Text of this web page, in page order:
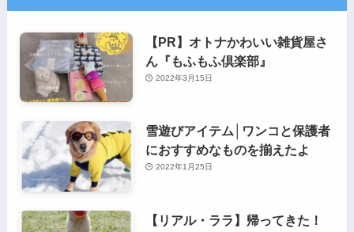
【PR】オトナかわいい雑貨屋さ
ん『もふもふ倶楽部』
2022年3月15日
雪遊びアイテム│ワンコと保護者
におすすめなものを揃えたよ
2022年1月25日
【リアル・ララ】帰ってきた！